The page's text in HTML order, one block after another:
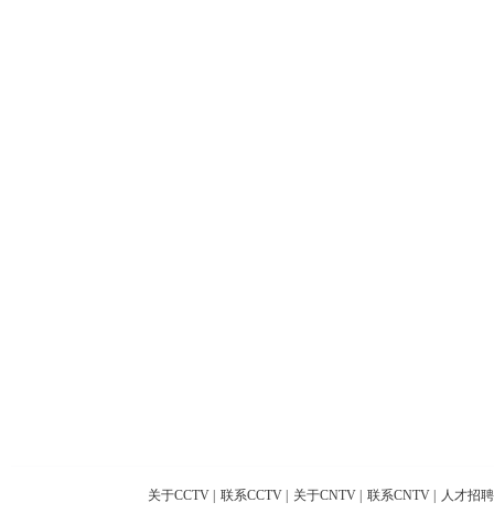
关于CCTV 联系CCTV 关于CNTV 联系CNTV 人才招聘